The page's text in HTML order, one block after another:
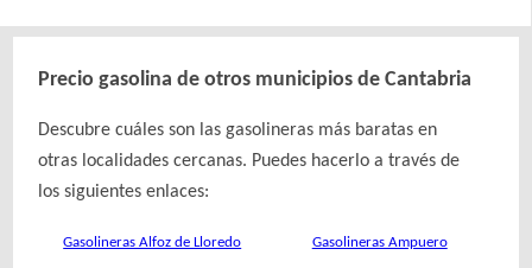
Precio gasolina de otros municipios de Cantabria
Descubre cuáles son las gasolineras más baratas en
otras localidades cercanas. Puedes hacerlo a través de
los siguientes enlaces:
Gasolineras Alfoz de Lloredo Gasolineras Ampuero